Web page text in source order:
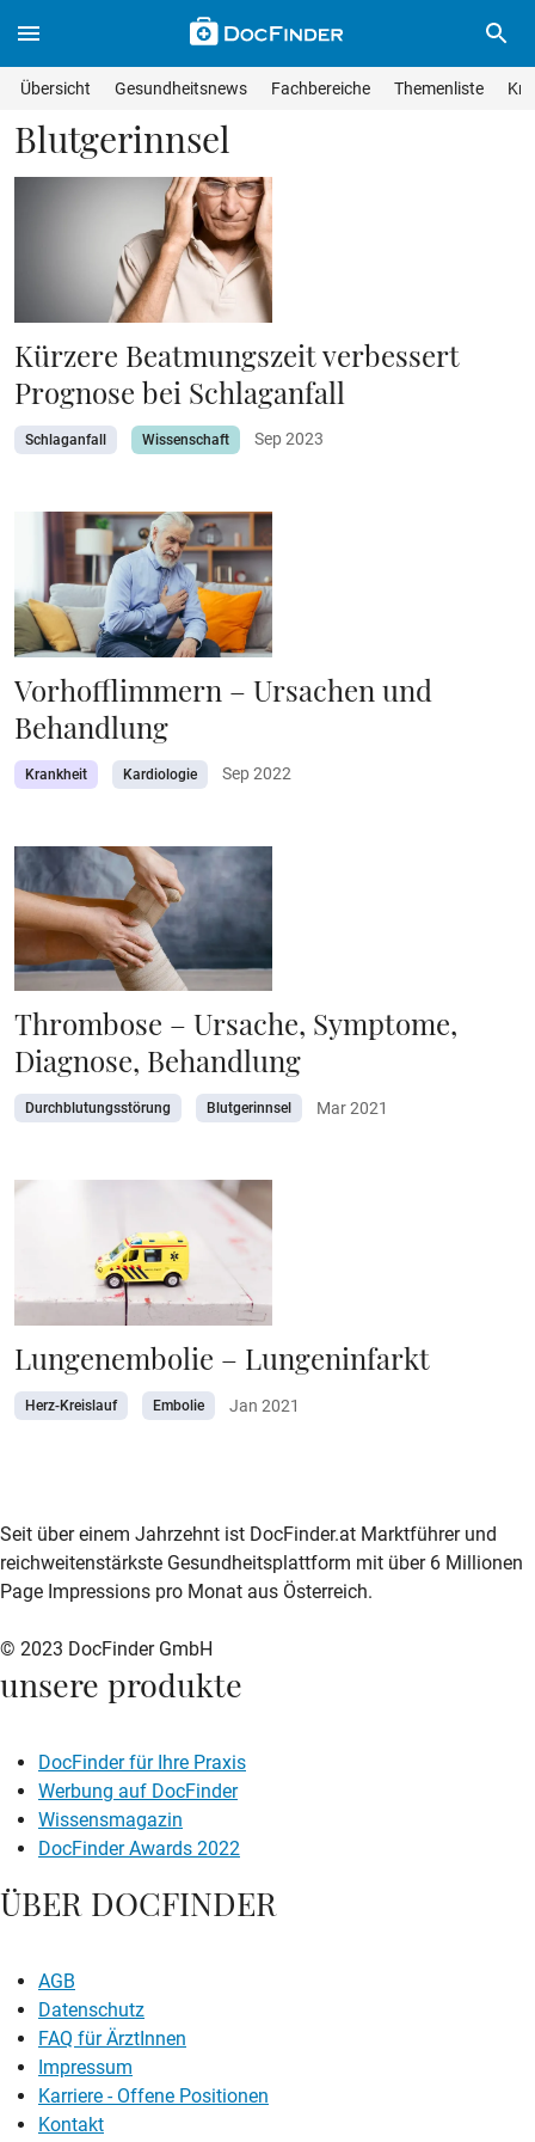
Übersicht Gesundheitsnews Fachbereiche ThemenlisteSuche
Blutgerinnsel
Kürzere Beatmungszeit verbessert
Prognose bei Schlaganfall
Schlaganfall Wissenschaft Sep 2023
Vorhofflimmern – Ursachen und
Behandlung
Krankheit Kardiologie Sep 2022
Thrombose – Ursache, Symptome,
Diagnose, Behandlung
Durchblutungsstörung Blutgerinnsel Mar 2021
Lungenembolie – Lungeninfarkt
Herz-Kreislauf Embolie Jan 2021
zur DocFinder-Startseite
logo icon
Seit über einem Jahrzehnt ist DocFinder.at Marktführer und
reichweitenstärkste Gesundheitsplattform mit über 6 Millionen
Page Impressions pro Monat aus Österreich.
© 2023 DocFinder GmbH
unsere produkte
DocFinder für Ihre Praxis
Werbung auf DocFinder
Wissensmagazin
DocFinder Awards 2022
ÜBER DOCFINDER
AGB
Datenschutz
FAQ für ÄrztInnen
Impressum
Karriere - Offene Positionen
Kontakt